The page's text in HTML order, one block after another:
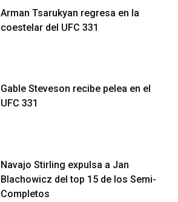
Arman Tsarukyan regresa en la
coestelar del UFC 331
Gable Steveson recibe pelea en el
UFC 331
Navajo Stirling expulsa a Jan
Blachowicz del top 15 de los Semi-
Completos